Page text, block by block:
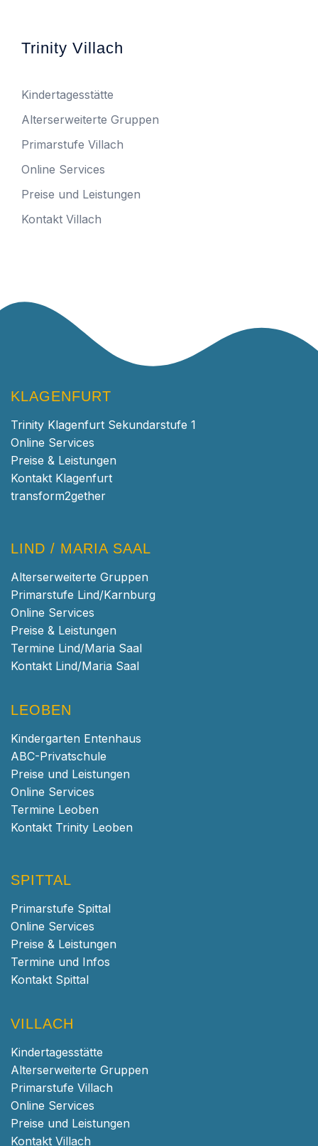
Trinity Villach
Kindertagesstätte
Alterserweiterte Gruppen
Primarstufe Villach
Online Services
Preise und Leistungen
Kontakt Villach
KLAGENFURT
Trinity Klagenfurt Sekundarstufe 1
Online Services
Preise & Leistungen
Kontakt Klagenfurt
transform2gether
LIND / MARIA SAAL
Alterserweiterte Gruppen
Primarstufe Lind/Karnburg
Online Services
Preise & Leistungen
Termine Lind/Maria Saal
Kontakt Lind/Maria Saal
LEOBEN
Kindergarten Entenhaus
ABC-Privatschule
Preise und Leistungen
Online Services
Termine Leoben
Kontakt Trinity Leoben
SPITTAL
Primarstufe Spittal
Online Services
Preise & Leistungen
Termine und Infos
Kontakt Spittal
VILLACH
Kindertagesstätte
Alterserweiterte Gruppen
Primarstufe Villach
Online Services
Preise und Leistungen
Kontakt Villach